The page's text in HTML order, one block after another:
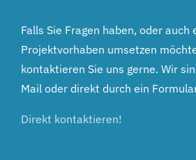
Falls Sie Fragen haben, oder auch
Projektvorhaben umsetzen
kontaktieren Sie uns gerne. Wir
Mail oder direkt durch ein
Direkt kontaktieren!